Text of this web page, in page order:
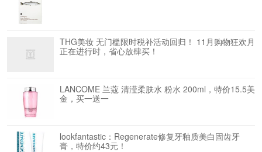
THG美妆 无门槛限时税补活动回归！ 11月购物狂欢月
正在进行时，省心放肆买！
LANCOME 兰蔻 清滢柔肤水 粉水 200ml，特价15.5美
金，买一送一
lookfantastic：Regenerate修复牙釉质美白固齿牙
膏，特价约43元！